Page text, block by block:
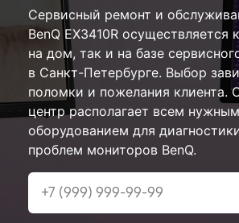
Сервисный ремонт и
BenQ EX3410R осуществляется
на дом, так и на базе
в Санкт-Петербурге. Выбор
поломки и пожелания клиента.
центр располагает всем нужным
оборудованием для
проблем мониторов BenQ.